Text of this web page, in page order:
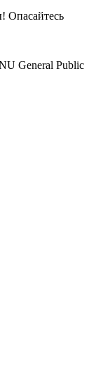
Опасайтесь
General Public